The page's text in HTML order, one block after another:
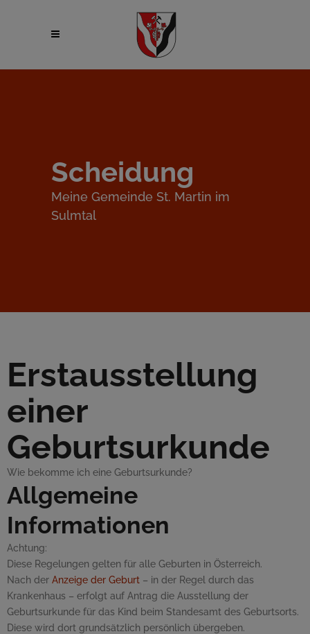
Scheidung
Meine Gemeinde St. Martin im
Sulmtal
Erstausstellung
einer
Geburtsurkunde
Wie bekomme ich eine Geburtsurkunde?
Allgemeine
Informationen
Achtung:
Diese Regelungen gelten für alle Geburten in Österreich.
Nach der Anzeige der Geburt – in der Regel durch das
Krankenhaus – erfolgt auf Antrag die Ausstellung der
Geburtsurkunde für das Kind beim Standesamt des Geburtsorts.
Diese wird dort grundsätzlich persönlich übergeben.